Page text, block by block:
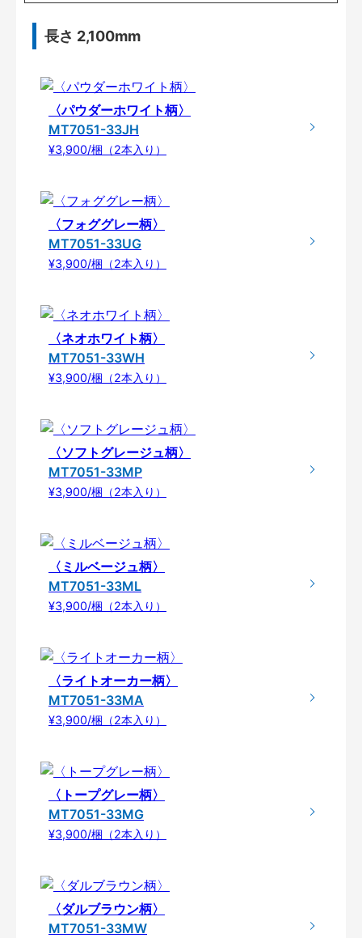
長さ 2,100mm
〈パウダーホワイト柄〉
MT7051-33JH
¥3,900/梱（2本入り）
〈フォググレー柄〉
MT7051-33UG
¥3,900/梱（2本入り）
〈ネオホワイト柄〉
MT7051-33WH
¥3,900/梱（2本入り）
〈ソフトグレージュ柄〉
MT7051-33MP
¥3,900/梱（2本入り）
〈ミルベージュ柄〉
MT7051-33ML
¥3,900/梱（2本入り）
〈ライトオーカー柄〉
MT7051-33MA
¥3,900/梱（2本入り）
〈トープグレー柄〉
MT7051-33MG
¥3,900/梱（2本入り）
〈ダルブラウン柄〉
MT7051-33MW